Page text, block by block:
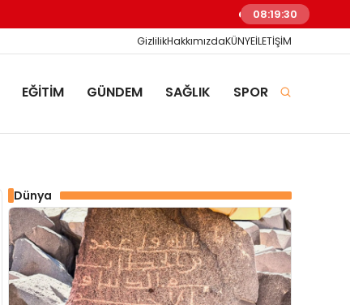
KİTAP KAPANDI, DOSYA
08:19:31
GizlilikHakkımızdaKÜNYEİLETİŞİM
EĞİTİM GÜNDEM SAĞLIK SPOR
Dünya